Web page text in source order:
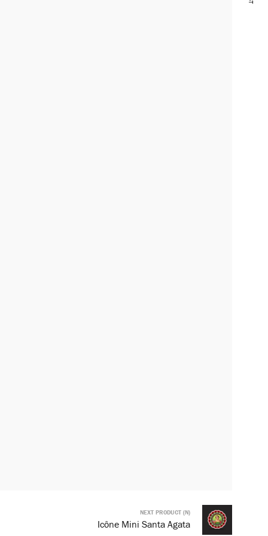
NEXT PRODUCT (N)
Icône Mini Santa Agata